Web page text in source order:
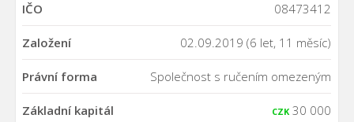
IČO 08473412
Založení 02.09.2019 (6 let, 11 měsíc)
Právní forma Společnost s ručením omezeným
Základní kapitál CZK 30 000